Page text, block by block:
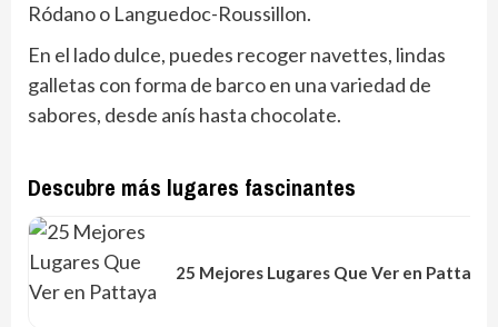
Ródano o Languedoc-Roussillon.
En el lado dulce, puedes recoger navettes, lindas
galletas con forma de barco en una variedad de
sabores, desde anís hasta chocolate.
Descubre más lugares fascinantes
25 Mejores Lugares Que Ver en Pattaya